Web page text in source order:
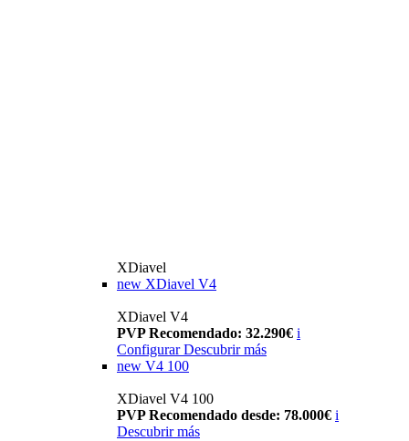
XDiavel
new XDiavel V4
XDiavel V4
PVP Recomendado: 32.290€ i
Configurar Descubrir más
new V4 100
XDiavel V4 100
PVP Recomendado desde: 78.000€ i
Descubrir más